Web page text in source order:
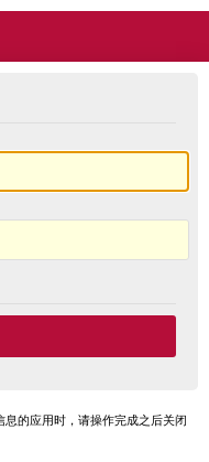
的应用时，请操作完成之后关闭